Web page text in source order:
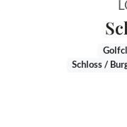
Schloss /